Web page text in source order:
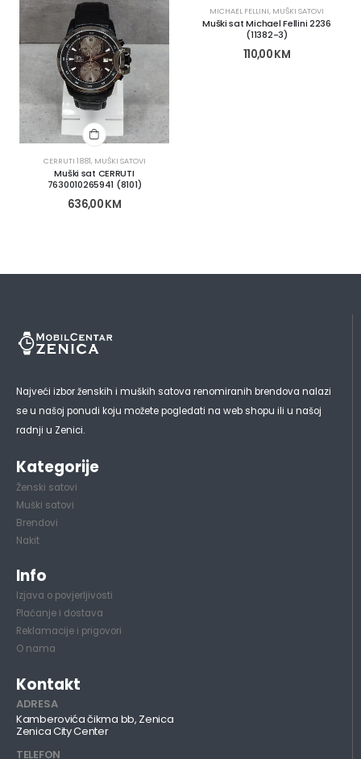
CERRUTI 1881, MUŠKI SATOVI
Muški sat CERRUTI
7630010265941 (8101)
636,00KM
MICHAEL FELLINI, MUŠKI SATOVI
Muški sat Michael Fellini 2236
(11382-3)
110,00KM
Najveći izbor ženskih i muških satova renomiranih brendova nalazi
se u našoj ponudi koju možete pogledati na web shopu ili u našoj
radnji u Zenici.
Kategorije
Ženski satovi
Muški satovi
Brendovi
Nakit
Info
Izjava o povjerljivosti
Plaćanje i dostava
Reklamacije i prigovori
O nama
Kontakt
ADRESA
Kamberovića čikma bb, Zenica
Zenica City Center
TELEFON